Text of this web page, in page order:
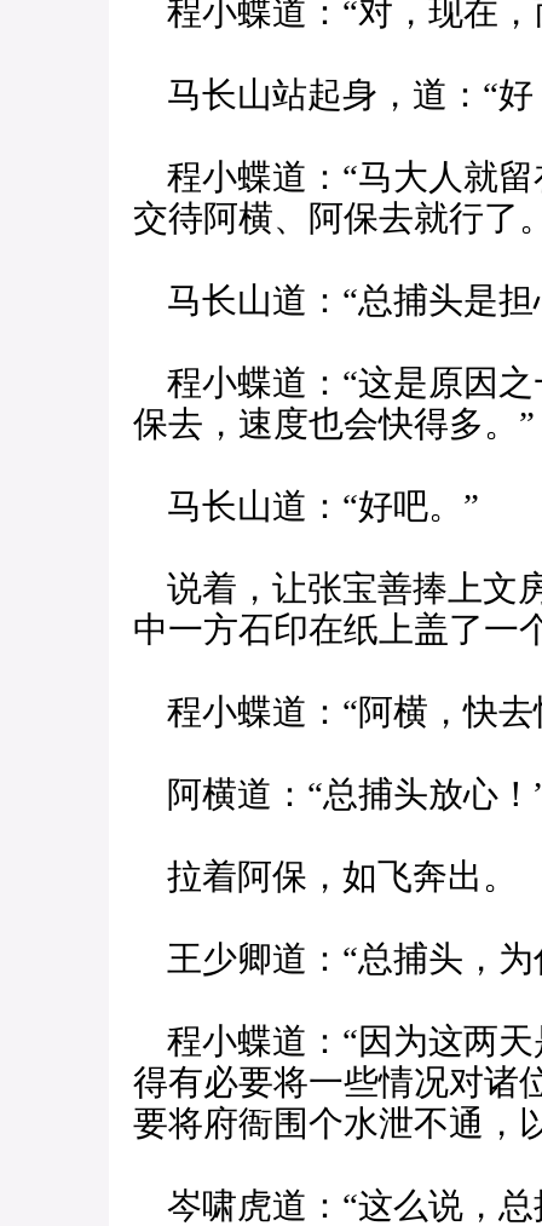
程小蝶道：“对，现在，
马长山站起身，道：“好
程小蝶道：“马大人就
交待阿横、阿保去就行了
马长山道：“总捕头是担
程小蝶道：“这是原因
保去，速度也会快得多。”
马长山道：“好吧。”
说着，让张宝善捧上文
中一方石印在纸上盖了一
程小蝶道：“阿横，快去
阿横道：“总捕头放心！
拉着阿保，如飞奔出。
王少卿道：“总捕头，为
程小蝶道：“因为这两
得有必要将一些情况对诸
要将府衙围个水泄不通，
岑啸虎道：“这么说，总